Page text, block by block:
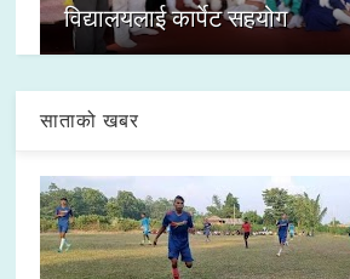
विद्यालयलाई कार्पेट सहयोग
साताको खबर